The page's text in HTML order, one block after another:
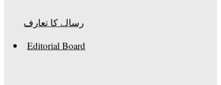
رسالے کا تعارف
Editorial Board